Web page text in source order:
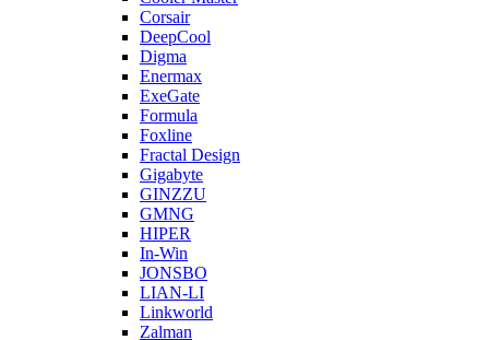
Corsair
DeepCool
Digma
Enermax
ExeGate
Formula
Foxline
Fractal Design
Gigabyte
GINZZU
GMNG
HIPER
In-Win
JONSBO
LIAN-LI
Linkworld
Zalman